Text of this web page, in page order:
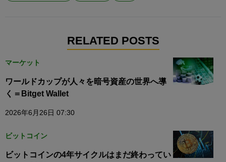
RELATED POSTS
マーケット
ワールドカップが人々を暗号資産の世界へ導
く＝Bitget Wallet
2026年6月26日 07:30
ビットコイン
ビットコインの4年サイクルはまだ終わってい